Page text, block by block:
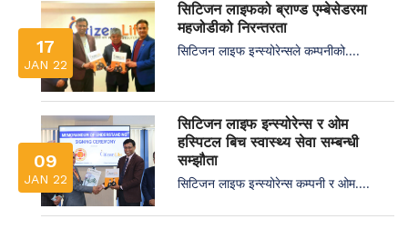
17
JAN 22
सिटिजन लाइफको ब्राण्ड एम्बेसेडरमा
महजोडीको निरन्तरता
सिटिजन लाइफ इन्स्योरेन्सले कम्पनीको....
09
JAN 22
सिटिजन लाइफ इन्स्योरेन्स र ओम
हस्पिटल बिच स्वास्थ्य सेवा सम्बन्धी
सम्झौता
सिटिजन लाइफ इन्स्योरेन्स कम्पनी र ओम....